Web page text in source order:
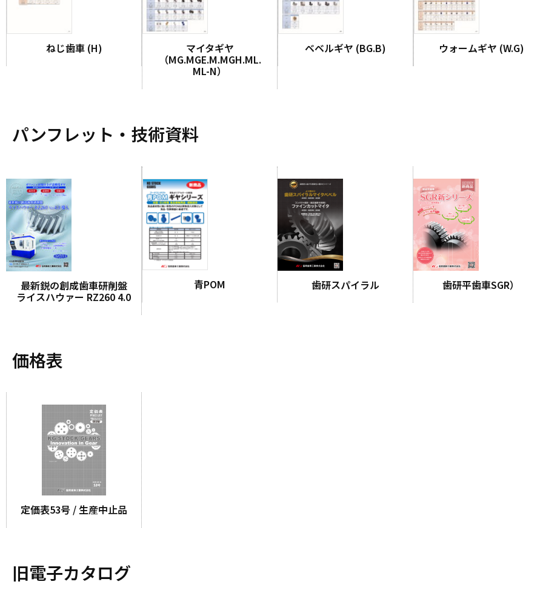
ねじ歯車 (H) マイタギヤ
（MG.MGE.M.MGH.ML.
ML-N）
ベベルギヤ (BG.B) ウォームギヤ (W.G)
パンフレット・技術資料
最新鋭の創成歯車研削盤
ライスハウァー RZ260 4.0
青POM 歯研スパイラル 歯研平歯車SGR）
価格表
定価表53号 / 生産中止品
旧電子カタログ